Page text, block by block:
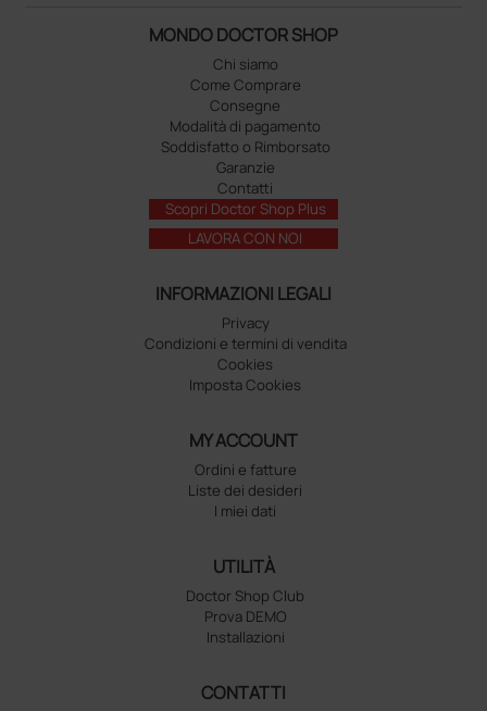
MONDO DOCTOR SHOP
Chi siamo
Come Comprare
Consegne
Modalità di pagamento
Soddisfatto o Rimborsato
Garanzie
Contatti
Scopri Doctor Shop Plus
LAVORA CON NOI
INFORMAZIONI LEGALI
Privacy
Condizioni e termini di vendita
Cookies
Imposta Cookies
MY ACCOUNT
Ordini e fatture
Liste dei desideri
I miei dati
UTILITÀ
Doctor Shop Club
Prova DEMO
Installazioni
CONTATTI